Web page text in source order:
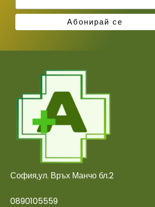
София,ул. Връх Манчо бл.2
0890105559